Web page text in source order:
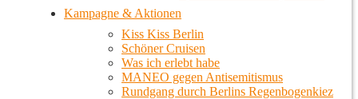
Kampagne & Aktionen
Kiss Kiss Berlin
Schöner Cruisen
Was ich erlebt habe
MANEO gegen Antisemitismus
Rundgang durch Berlins Regenbogenkiez